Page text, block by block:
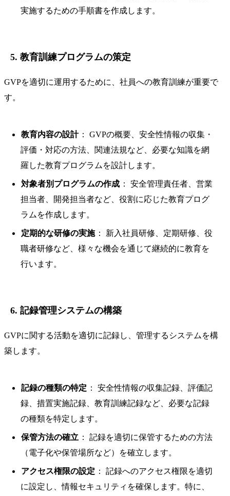
実施するための手順書を作成します。
5. 教育訓練プログラムの策定
GVPを適切に運用するために、社員への教育訓練が重要で
す。
教育内容の設計 ： GVPの概要、安全性情報の収集・
評価・対応の方法、関連法規など、必要な知識を網
羅した教育プログラムを設計します。
対象者別プログラムの作成 ： 安全管理責任者、営業
担当者、開発担当者など、役割に応じた教育プログ
ラムを作成します。
定期的な研修の実施 ： 新入社員研修、定期研修、役
職者研修など、様々な機会を通じて継続的に教育を
行います。
6. 記録管理システムの構築
GVPに関する活動を適切に記録し、管理するシステムを構
築します。
記録の種類の特定 ： 安全性情報の収集記録、評価記
録、措置実施記録、教育訓練記録など、必要な記録
の種類を特定します。
保管方法の確立 ： 記録を適切に保管するための方法
（電子化や保管場所など）を確立します。
アクセス権限の設定 ： 記録へのアクセス権限を適切
に設定し、情報セキュリティを確保します。特に、